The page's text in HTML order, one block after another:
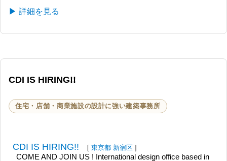
▶ 詳細を見る
CDI IS HIRING!!
住宅・店舗・商業施設の設計に強い建築事務所
CDI IS HIRING!! [ 東京都 新宿区 ]
COME AND JOIN US ! International design office based in